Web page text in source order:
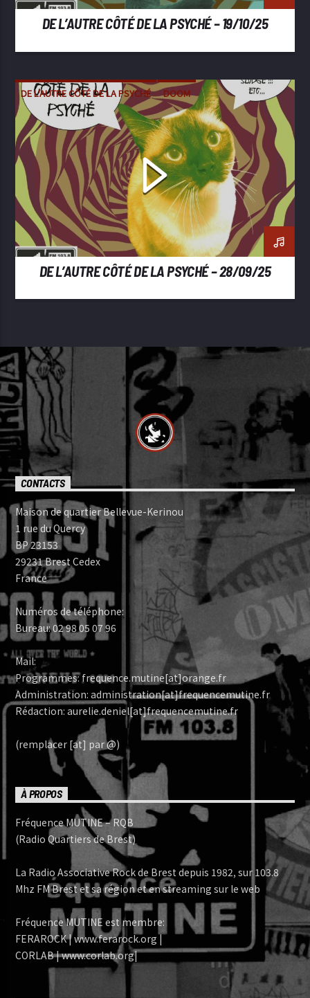
DE L’AUTRE CÔTÉ DE LA PSYCHÉ – 19/10/25
DE L'AUTRE CÔTÉ DE LA PSYCHÉ
DOOM
METAL
SLUDGE STONER
DE L’AUTRE CÔTÉ DE LA PSYCHÉ – 28/09/25
CONTACTS
Maison de quartier Bellevue-Kerinou
1 rue du Quercy
BP 23153
29231 Brest Cedex
France
Numéros de téléphone:
Bureau: 02 98 05 07 96
Mail:
Programmes: frequence.mutine[at]orange.fr
Administration: administration[at]frequencemutine.fr
Rédaction: aurelie.deniel[at]frequencemutine.fr
(remplacer [at] par @)
À PROPOS
Fréquence MUTINE – RQB
(Radio Quartiers de Brest)
La Radio Associative Rock de Brest depuis 1982, sur 103.8
Mhz FM Brest et sa région et en streaming sur le web
Fréquence MUTINE est membre:
FERAROCK | www.ferarock.org |
CORLAB | www.corlab.org|